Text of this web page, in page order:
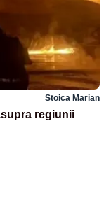
Stoica Marian
regiunii